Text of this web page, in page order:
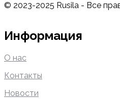
© 2023-2025 Rusila - Все
Информация
О нас
Контакты
Новости